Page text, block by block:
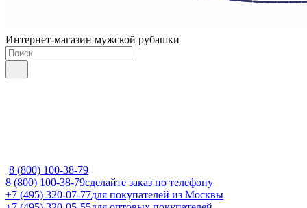
Интернет-магазин мужской рубашки
8 (800) 100-38-79
8 (800) 100-38-79сделайте заказ по телефону
+7 (495) 320-07-77для покупателей из Москвы